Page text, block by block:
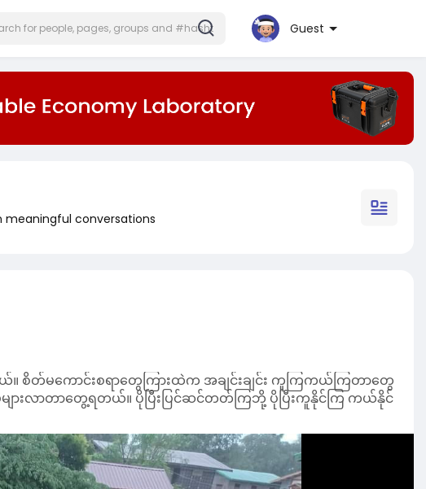
Guest
meaningful conversations
စိတ်မကောင်းစရာတွေကြားထဲက အချင်းချင်း ကူကြကယ်ကြတာတွေ
ျားလာတာတွေ့ရတယ်။ ပိုပြီးပြင်ဆင်တတ်ကြဘို့ ပိုပြီးကူနိုင်ကြ ကယ်နိုင်